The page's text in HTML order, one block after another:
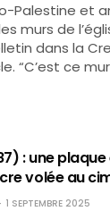
Palestine et
murs de
dans la
“C’est ce
: une plaque
volée au
1 SEPTEMBRE 2025